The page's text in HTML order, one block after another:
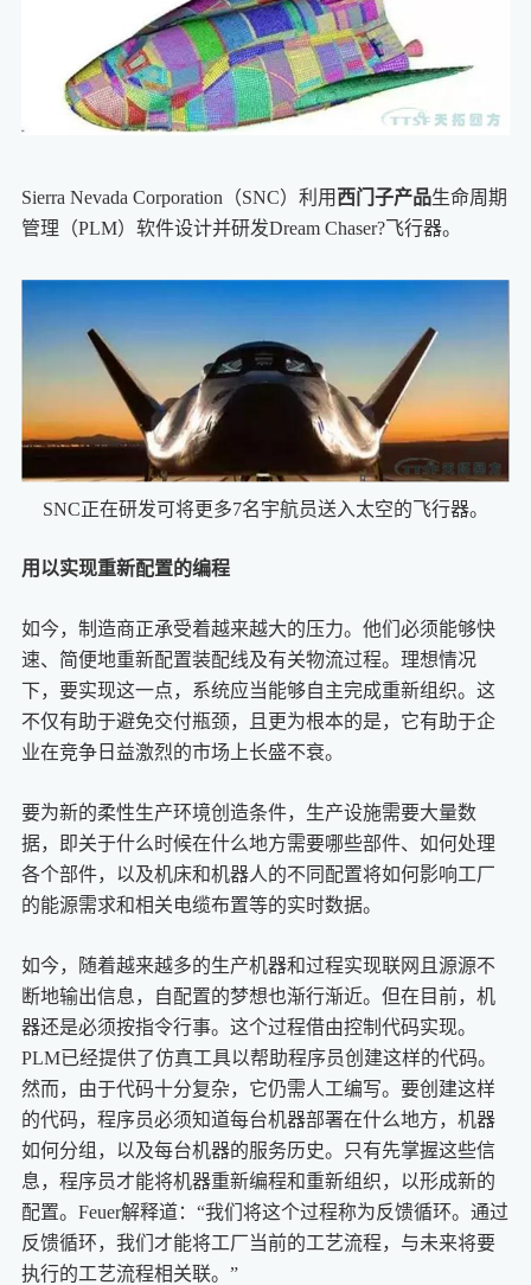
Sierra Nevada Corporation（SNC）利用 西门子产品生命周期
管理（PLM）软件设计并研发Dream Chaser?飞行器。
SNC正在研发可将更多7名宇航员送入太空的飞行器。
用以实现重新配置的编程
如今，制造商正承受着越来越大的压力。他们必须能够快
速、简便地重新配置装配线及有关物流过程。理想情况
下，要实现这一点，系统应当能够自主完成重新组织。这
不仅有助于避免交付瓶颈，且更为根本的是，它有助于企
业在竞争日益激烈的市场上长盛不衰。
要为新的柔性生产环境创造条件，生产设施需要大量数
据，即关于什么时候在什么地方需要哪些部件、如何处理
各个部件，以及机床和机器人的不同配置将如何影响工厂
的能源需求和相关电缆布置等的实时数据。
如今，随着越来越多的生产机器和过程实现联网且源源不
断地输出信息，自配置的梦想也渐行渐近。但在目前，机
器还是必须按指令行事。这个过程借由控制代码实现。
PLM已经提供了仿真工具以帮助程序员创建这样的代码。
然而，由于代码十分复杂，它仍需人工编写。要创建这样
的代码，程序员必须知道每台机器部署在什么地方，机器
如何分组，以及每台机器的服务历史。只有先掌握这些信
息，程序员才能将机器重新编程和重新组织，以形成新的
配置。Feuer解释道：“我们将这个过程称为反馈循环。通过
反馈循环，我们才能将工厂当前的工艺流程，与未来将要
执行的工艺流程相关联。”